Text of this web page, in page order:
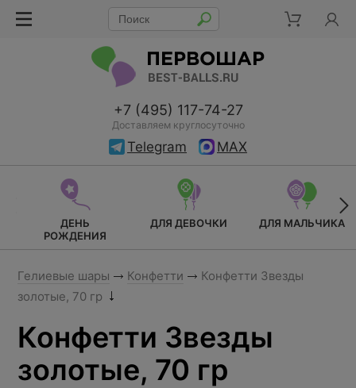
+7 (495) 117-74-27
Доставляем круглосуточно
Telegram MAX
ДЕНЬ
РОЖДЕНИЯ
ДЛЯ ДЕВОЧКИ ДЛЯ МАЛЬЧИКА
Гелиевые шары Конфетти
Конфетти Звезды
золотые, 70 гр
Конфетти Звезды
золотые, 70 гр